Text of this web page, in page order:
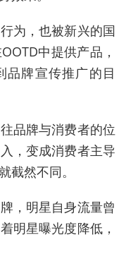
为，也被新兴的国
中提供产品，
品牌宣传推广的目
品牌与消费者的位
，变成消费者主导
截然不同。
，明星自身流量曾
明星曝光度降低，